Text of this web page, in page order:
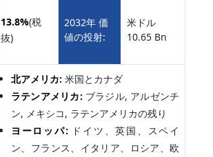
13.8%(税
抜)
2032年 価
値の投射:
米ドル
10.65 Bn
北アメリカ: 米国とカナダ
ラテンアメリカ: ブラジル, アルゼンチ
ン, メキシコ, ラテンアメリカの残り
ヨーロッパ: ドイツ、英国、スペイ
ン、フランス、イタリア、ロシア、欧